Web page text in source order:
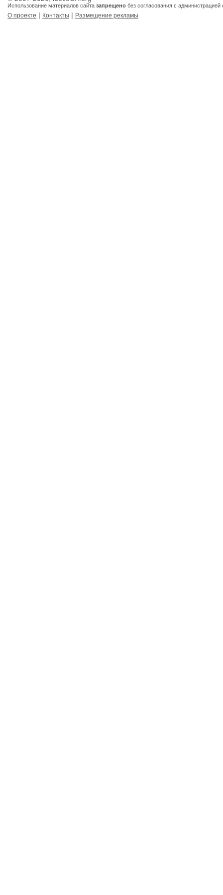
Использование материалов сайта запрещено без согласования с администрацией
О проекте | Контакты | Размещение рекламы